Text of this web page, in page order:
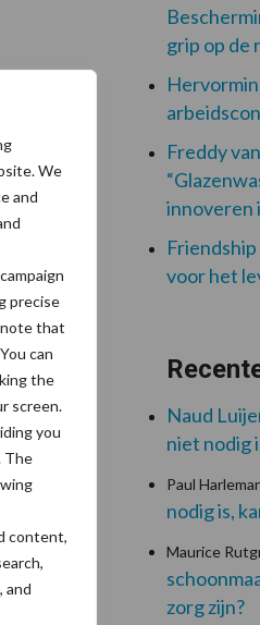
We
and
precise
that
can
the
screen.
you
The
content,
and
grip op de
Freddy
innoveren
voor het
Naud
niet nodig
Paul
nodig is,
Maurice
zorg zijn?